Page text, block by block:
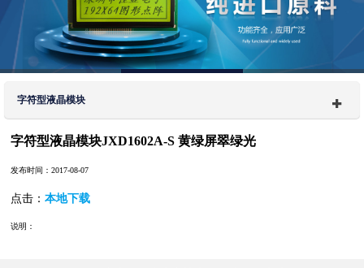
字符型液晶模块
字符型液晶模块JXD1602A-S 黄绿屏翠绿光
发布时间：2017-08-07
点击：本地下载
说明：